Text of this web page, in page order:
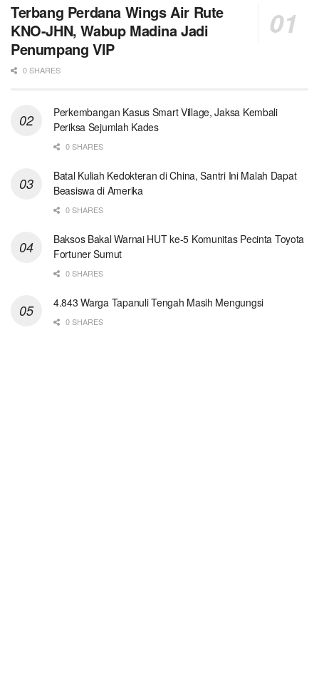
Terbang Perdana Wings Air Rute
KNO-JHN, Wabup Madina Jadi
Penumpang VIP
0 SHARES
Perkembangan Kasus Smart Village, Jaksa Kembali
Periksa Sejumlah Kades
0 SHARES
Batal Kuliah Kedokteran di China, Santri Ini Malah Dapat
Beasiswa di Amerika
0 SHARES
Baksos Bakal Warnai HUT ke-5 Komunitas Pecinta Toyota
Fortuner Sumut
0 SHARES
4.843 Warga Tapanuli Tengah Masih Mengungsi
0 SHARES